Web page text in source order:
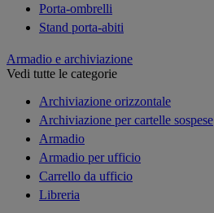
Porta-ombrelli
Stand porta-abiti
Armadio e archiviazione
Vedi tutte le categorie
Archiviazione orizzontale
Archiviazione per cartelle sospese
Armadio
Armadio per ufficio
Carrello da ufficio
Libreria